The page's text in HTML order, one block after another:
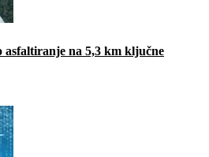
na 5,3 km ključne